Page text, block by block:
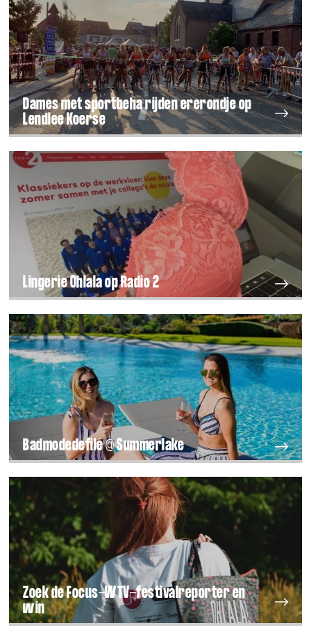
Dames met sportbeha rijden ererondje op
Lendlee Koerse
Lingerie Ohlala op Radio 2
Badmodedefilé @ Summerlake
Zoek de Focus-WTV-festivalreporter en
win